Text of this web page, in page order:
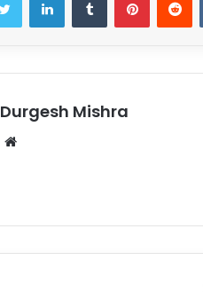
Durgesh Mishra
Website